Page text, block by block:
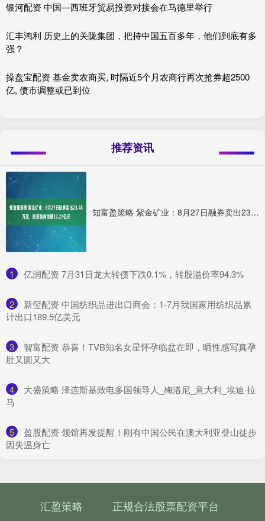
银河配资 中国—西班牙贸易投资对接会在马德里举行
汇丰鸿利 历史上的关陇集团，把持中国五百多年，他们到底有多
强？
操盘宝配资 基金卖农商买, 时隔近5个月农商行再次抢券超2500
亿, 债市调整或已到位
推荐资讯
知富盈策略 紫金矿业：8月27日融券卖出23.48万股，融资融券余额32.27亿元
1 ​亿润配资 7月31日龙大转债下跌0.1%，转股溢价率94.3%
2
​新玺配资 中国纺织品进出口商会：1-7月我国家用纺织品累
计出口189.5亿美元
3
​智富配资 恭喜！TVB知名女星怀孕临盆在即，晒性感写真孕
肚又圆又大
4
​大盛策略 泽连斯基致电多国领导人_梅洛尼_意大利_埃迪·拉
马
5
​盈股配资 领馆再发提醒！刚有中国公民在澳大利亚登山徒步
因失温身亡
汇盈策略 正规合法股票配资平台